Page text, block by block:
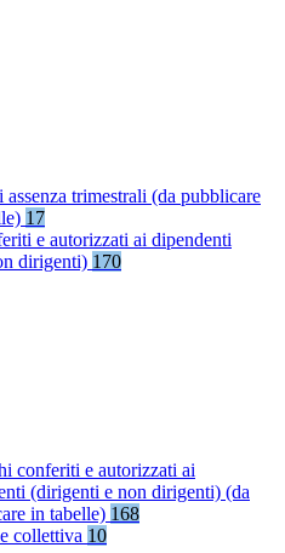
assenza trimestrali (da pubblicare
17
e autorizzati ai dipendenti
dirigenti) 170
conferiti e autorizzati ai
(dirigenti e non dirigenti) (da
in tabelle) 168
collettiva 10